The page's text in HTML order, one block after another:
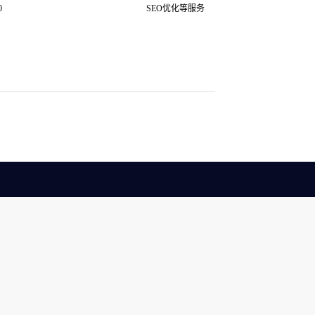
SEO优化等服务